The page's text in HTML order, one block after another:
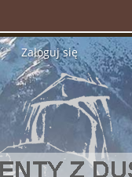
Zaloguj się